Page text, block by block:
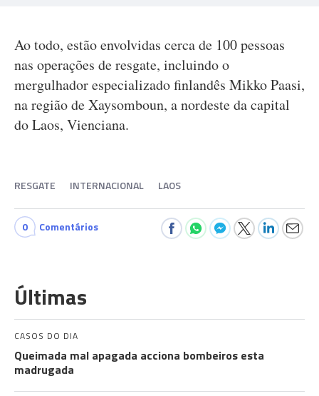
Ao todo, estão envolvidas cerca de 100 pessoas
nas operações de resgate, incluindo o
mergulhador especializado finlandês Mikko Paasi,
na região de Xaysomboun, a nordeste da capital
do Laos, Vienciana.
RESGATE INTERNACIONAL LAOS
0 Comentários
Últimas
CASOS DO DIA
Queimada mal apagada acciona bombeiros esta
madrugada